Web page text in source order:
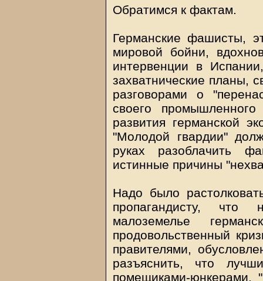
Обратимся к фактам.
Германские фашисты,
мировой бойни,
интервенции в
захватнические планы,
разговорами о
своего
развития германской
"Молодой гвардии"
руках разоблачить
истинные причины
Надо было
пропагандисту, что
малоземелье
продовольственный
правителями,
разъяснить, что
помещиками-юнкерами,